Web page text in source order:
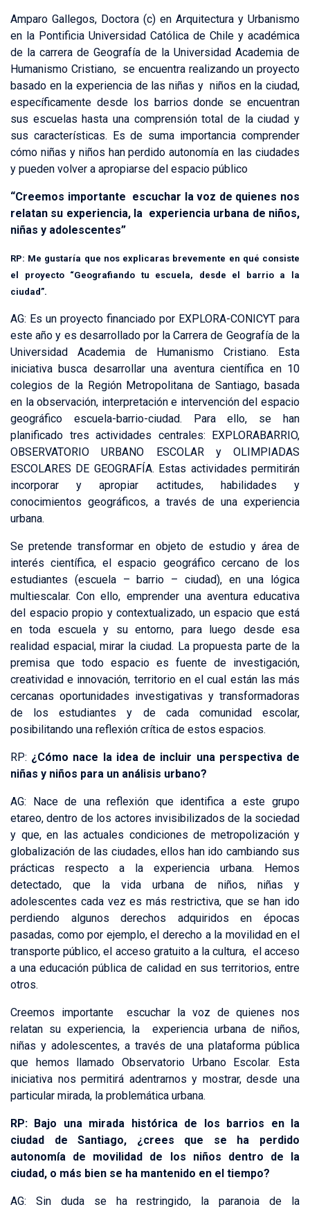
Amparo Gallegos, Doctora (c) en Arquitectura y Urbanismo
en la Pontificia Universidad Católica de Chile y académica
de la carrera de Geografía de la Universidad Academia de
Humanismo Cristiano, se encuentra realizando un proyecto
basado en la experiencia de las niñas y niños en la ciudad,
específicamente desde los barrios donde se encuentran
sus escuelas hasta una comprensión total de la ciudad y
sus características. Es de suma importancia comprender
cómo niñas y niños han perdido autonomía en las ciudades
y pueden volver a apropiarse del espacio público
“Creemos importante escuchar la voz de quienes nos
relatan su experiencia, la experiencia urbana de niños,
niñas y adolescentes”
RP: Me gustaría que nos explicaras brevemente en qué consiste
el proyecto “Geografiando tu escuela, desde el barrio a la
ciudad”.
AG: Es un proyecto financiado por EXPLORA-CONICYT para
este año y es desarrollado por la Carrera de Geografía de la
Universidad Academia de Humanismo Cristiano. Esta
iniciativa busca desarrollar una aventura científica en 10
colegios de la Región Metropolitana de Santiago, basada
en la observación, interpretación e intervención del espacio
geográfico escuela-barrio-ciudad. Para ello, se han
planificado tres actividades centrales: EXPLORABARRIO,
OBSERVATORIO URBANO ESCOLAR y OLIMPIADAS
ESCOLARES DE GEOGRAFÍA. Estas actividades permitirán
incorporar y apropiar actitudes, habilidades y
conocimientos geográficos, a través de una experiencia
urbana.
Se pretende transformar en objeto de estudio y área de
interés científica, el espacio geográfico cercano de los
estudiantes (escuela – barrio – ciudad), en una lógica
multiescalar. Con ello, emprender una aventura educativa
del espacio propio y contextualizado, un espacio que está
en toda escuela y su entorno, para luego desde esa
realidad espacial, mirar la ciudad. La propuesta parte de la
premisa que todo espacio es fuente de investigación,
creatividad e innovación, territorio en el cual están las más
cercanas oportunidades investigativas y transformadoras
de los estudiantes y de cada comunidad escolar,
posibilitando una reflexión crítica de estos espacios.
RP: ¿Cómo nace la idea de incluir una perspectiva de
niñas y niños para un análisis urbano?
AG: Nace de una reflexión que identifica a este grupo
etareo, dentro de los actores invisibilizados de la sociedad
y que, en las actuales condiciones de metropolización y
globalización de las ciudades, ellos han ido cambiando sus
prácticas respecto a la experiencia urbana. Hemos
detectado, que la vida urbana de niños, niñas y
adolescentes cada vez es más restrictiva, que se han ido
perdiendo algunos derechos adquiridos en épocas
pasadas, como por ejemplo, el derecho a la movilidad en el
transporte público, el acceso gratuito a la cultura, el acceso
a una educación pública de calidad en sus territorios, entre
otros.
Creemos importante escuchar la voz de quienes nos
relatan su experiencia, la experiencia urbana de niños,
niñas y adolescentes, a través de una plataforma pública
que hemos llamado Observatorio Urbano Escolar. Esta
iniciativa nos permitirá adentrarnos y mostrar, desde una
particular mirada, la problemática urbana.
RP: Bajo una mirada histórica de los barrios en la
ciudad de Santiago, ¿crees que se ha perdido
autonomía de movilidad de los niños dentro de la
ciudad, o más bien se ha mantenido en el tiempo?
AG: Sin duda se ha restringido, la paranoia de la